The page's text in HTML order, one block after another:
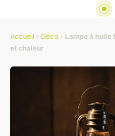
Accueil › Déco › Lampe à
et chaleur